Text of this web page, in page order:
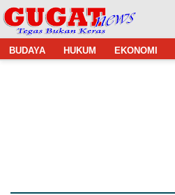
BUDAYA HUKUM EKONOMI